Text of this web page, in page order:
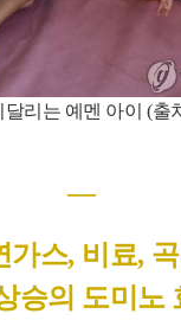
리는 예멘 아이 (출
―
가스, 비료,
승의 도미노